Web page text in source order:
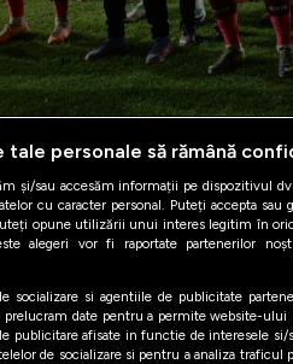
tale personale să rămână
și/sau accesăm informații pe dispozitivul
cu caracter personal. Puteți accepta sau
opune utilizării unui interes legitim în
alegeri vor fi raportate partenerilor
socializare si agentiile de publicitate
prelucram date pentru a permite website-
publicitare afisate in functie de interesele si/
de socializare si pentru a analiza traficul